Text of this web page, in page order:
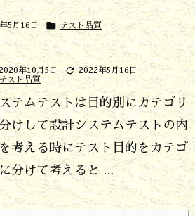
5月16日  テスト品質
年10月5日  2022年5月16日
テスト品質
テムテストは目的別にカテゴリ
けして設計システムテストの内
考える時にテスト目的をカテゴ
分けて考えると ...